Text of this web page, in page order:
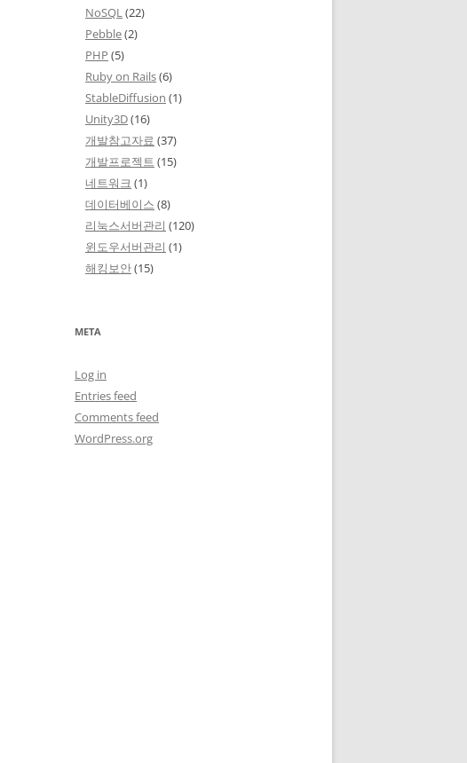
NoSQL(22)
Pebble(2)
PHP (5)
Ruby on Rails(6)
StableDiffusion (1)
Unity3D(16)
개발참고자료 (37)
개발프로젝트 (15)
네트워크 (1)
데이터베이스 (8)
리눅스서버관리 (120)
윈도우서버관리 (1)
해킹보안(15)
META
Log in
Entries feed
Comments feed
WordPress.org